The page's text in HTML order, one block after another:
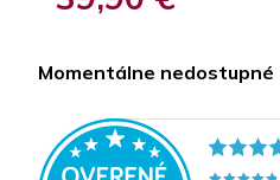
Momentálne nedostupné